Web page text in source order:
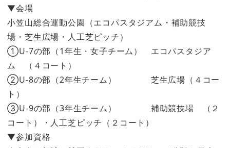
▼会場
小笠山総合運動公園（エコパスタジアム・補助競技
場・芝生広場・人工芝ピッチ）
①U-7の部（1年生・女子チーム） エコパスタジア
ム （４コート）
②U-8の部（2年生チーム） 芝生広場（４コー
ト）
③U-9の部（3年生チーム） 補助競技場 （２
コート）・人工芝ピッチ（２コート）
▼参加資格